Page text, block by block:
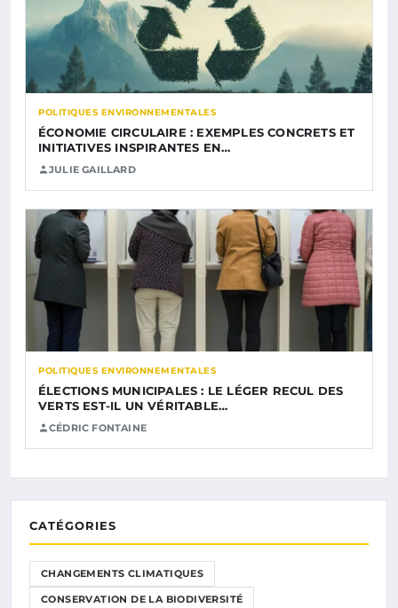
POLITIQUES ENVIRONNEMENTALES
ÉCONOMIE CIRCULAIRE : EXEMPLES CONCRETS ET
INITIATIVES INSPIRANTES EN…
JULIE GAILLARD
POLITIQUES ENVIRONNEMENTALES
ÉLECTIONS MUNICIPALES : LE LÉGER RECUL DES
VERTS EST-IL UN VÉRITABLE…
CÉDRIC FONTAINE
CATÉGORIES
CHANGEMENTS CLIMATIQUES
CONSERVATION DE LA BIODIVERSITÉ